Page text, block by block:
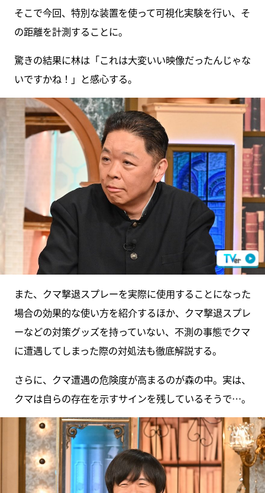
そこで今回、特別な装置を使って可視化実験を行い、そ
の距離を計測することに。
驚きの結果に林は「これは大変いい映像だったんじゃな
いですかね！」と感心する。
また、クマ撃退スプレーを実際に使用することになった
場合の効果的な使い方を紹介するほか、クマ撃退スプレ
ーなどの対策グッズを持っていない、不測の事態でクマ
に遭遇してしまった際の対処法も徹底解説する。
さらに、クマ遭遇の危険度が高まるのが森の中。実は、
クマは自らの存在を示すサインを残しているそうで…。